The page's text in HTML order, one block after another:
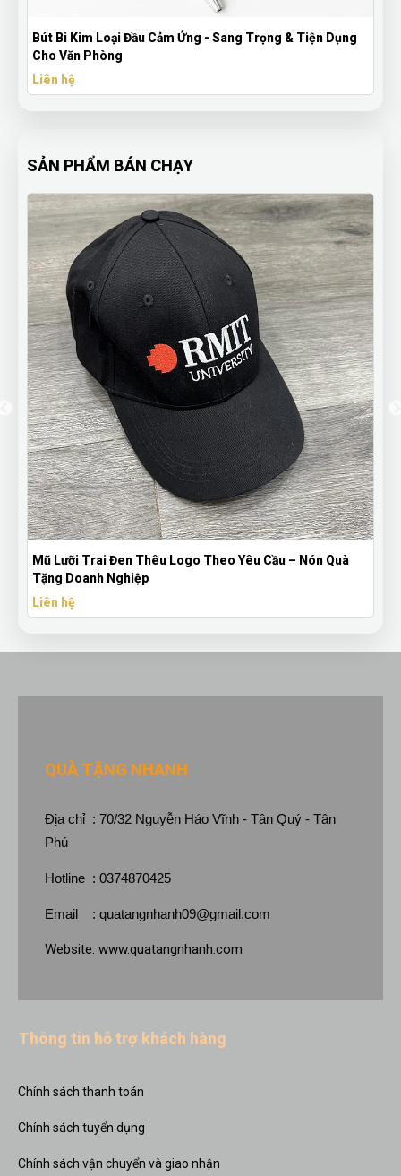
Tiện Dụng
Ly Giữ Nhiệt Coffee 510ml Inox 304 Khắc Tên
Cầu
SẢN PHẨM BÁN CHẠY
Theo Yêu Cầu – Nón Quà
Bút Bi Mực Gel Thiên Long Có
QUÀ TẶNG NHANH
Địa chỉ : 70/32 Nguyễn Háo Vĩnh - Tân Quý - Tân
Phú
Hotline : 0374870425
Email : quatangnhanh09@gmail.com
Website: www.quatangnhanh.com
Thông tin hỗ trợ khách hàng
Chính sách thanh toán
Chính sách tuyển dụng
Chính sách vận chuyển và giao nhận